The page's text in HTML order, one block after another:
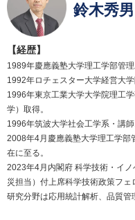
鈴木秀男
【経歴】
1989年慶應義塾大学理工学部管理
1992年ロチェスター大学経営大学
1996年東京工業大学大学院理工
学）取得。
1996年筑波大学社会工学系・講
2008年4月慶應義塾大学理工学部
在に至る。
2023年4月内閣府 科学技術・イ
災担当）付上席科学技術政策フェ
研究分野は応用統計解析、品質管